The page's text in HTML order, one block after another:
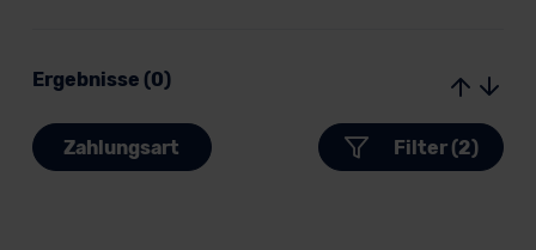
Ergebnisse (0)
Zahlungsart Filter (2)